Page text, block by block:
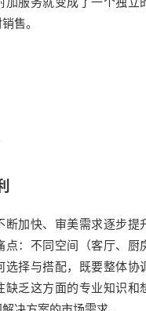
售。
断加快、审美需求逐步提
点：不同空间（客厅、厨
选择与搭配，既要整体协
缺乏这方面的专业知识和